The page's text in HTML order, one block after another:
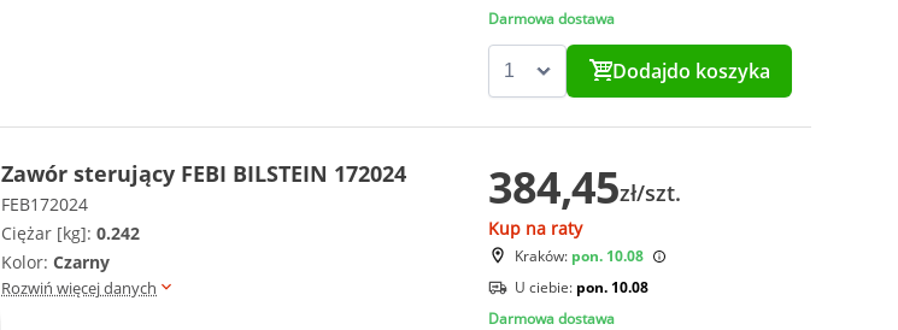
Darmowa dostawa
Dodajdo koszyka
Zawór sterujący FEBI BILSTEIN 172024
FEB172024
Ciężar [kg]: 0.242
Kolor: Czarny
Rozwiń więcej danych
384,45zł/szt.
Kup na raty
Kraków: pon. 10.08
U ciebie: pon. 10.08
Darmowa dostawa